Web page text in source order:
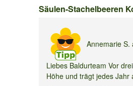
Säulen-
Kollektion
Säulen-Stachelbeeren
Annemarie S.
Liebes Baldurteam Vor
Höhe und trägt jedes Jahr